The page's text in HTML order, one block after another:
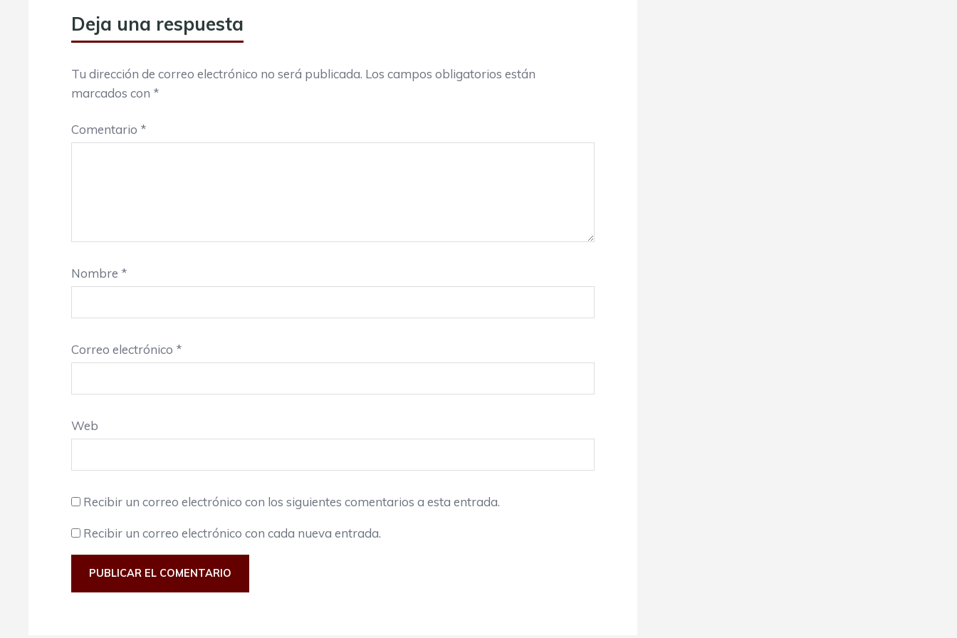
Deja una respuesta
Tu dirección de correo electrónico no será publicada. Los campos obligatorios están
marcados con *
Comentario *
Nombre *
Correo electrónico *
Web
Recibir un correo electrónico con los siguientes comentarios a esta entrada.
Recibir un correo electrónico con cada nueva entrada.